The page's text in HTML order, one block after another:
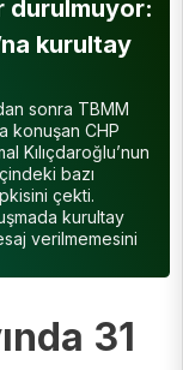
durulmuyor:
kurultay
sonra TBMM
konuşan CHP
Kılıçdaroğlu’nun
bazı
çekti.
kurultay
verilmemesini
31